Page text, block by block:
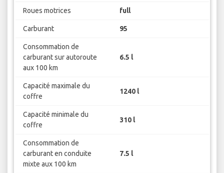
Roues motrices full
Carburant 95
Consommation de
carburant sur autoroute
aux 100 km
6.5 l
Capacité maximale du
coffre
1240 l
Capacité minimale du
coffre
310 l
Consommation de
carburant en conduite
mixte aux 100 km
7.5 l